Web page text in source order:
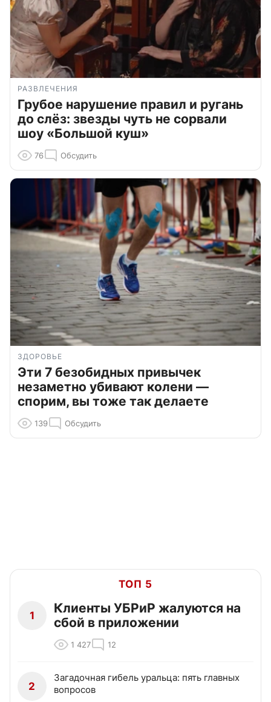
РАЗВЛЕЧЕНИЯ
Грубое нарушение правил и ругань
до слёз: звезды чуть не сорвали
шоу «Большой куш»
76 Обсудить
ЗДОРОВЬЕ
Эти 7 безобидных привычек
незаметно убивают колени —
спорим, вы тоже так делаете
139 Обсудить
ТОП 5
1
Клиенты УБРиР жалуются на
сбой в приложении
1 427 12
2
Загадочная гибель уральца: пять главных
вопросов